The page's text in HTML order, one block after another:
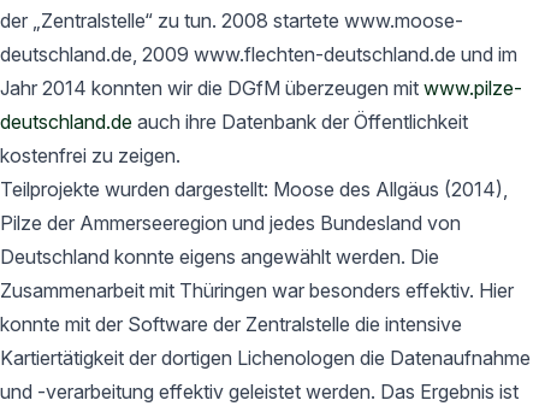
der „Zentralstelle“ zu tun. 2008 startete www.moose-
deutschland.de, 2009 www.flechten-deutschland.de und im
Jahr 2014 konnten wir die DGfM überzeugen mit www.pilze-
deutschland.de auch ihre Datenbank der Öffentlichkeit
kostenfrei zu zeigen.
Teilprojekte wurden dargestellt: Moose des Allgäus (2014),
Pilze der Ammerseeregion und jedes Bundesland von
Deutschland konnte eigens angewählt werden. Die
Zusammenarbeit mit Thüringen war besonders effektiv. Hier
konnte mit der Software der Zentralstelle die intensive
Kartiertätigkeit der dortigen Lichenologen die Datenaufnahme
und -verarbeitung effektiv geleistet werden. Das Ergebnis ist